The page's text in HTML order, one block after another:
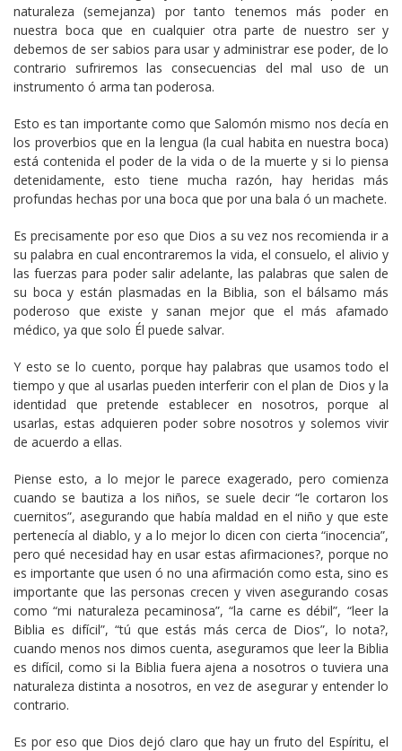
naturaleza (semejanza) por tanto tenemos más poder en
nuestra boca que en cualquier otra parte de nuestro ser y
debemos de ser sabios para usar y administrar ese poder, de lo
contrario sufriremos las consecuencias del mal uso de un
instrumento ó arma tan poderosa.
Esto es tan importante como que Salomón mismo nos decía en
los proverbios que en la lengua (la cual habita en nuestra boca)
está contenida el poder de la vida o de la muerte y si lo piensa
detenidamente, esto tiene mucha razón, hay heridas más
profundas hechas por una boca que por una bala ó un machete.
Es precisamente por eso que Dios a su vez nos recomienda ir a
su palabra en cual encontraremos la vida, el consuelo, el alivio y
las fuerzas para poder salir adelante, las palabras que salen de
su boca y están plasmadas en la Biblia, son el bálsamo más
poderoso que existe y sanan mejor que el más afamado
médico, ya que solo Él puede salvar.
Y esto se lo cuento, porque hay palabras que usamos todo el
tiempo y que al usarlas pueden interferir con el plan de Dios y la
identidad que pretende establecer en nosotros, porque al
usarlas, estas adquieren poder sobre nosotros y solemos vivir
de acuerdo a ellas.
Piense esto, a lo mejor le parece exagerado, pero comienza
cuando se bautiza a los niños, se suele decir “le cortaron los
cuernitos”, asegurando que había maldad en el niño y que este
pertenecía al diablo, y a lo mejor lo dicen con cierta “inocencia”,
pero qué necesidad hay en usar estas afirmaciones?, porque no
es importante que usen ó no una afirmación como esta, sino es
importante que las personas crecen y viven asegurando cosas
como “mi naturaleza pecaminosa”, “la carne es débil”, “leer la
Biblia es difícil”, “tú que estás más cerca de Dios”, lo nota?,
cuando menos nos dimos cuenta, aseguramos que leer la Biblia
es difícil, como si la Biblia fuera ajena a nosotros o tuviera una
naturaleza distinta a nosotros, en vez de asegurar y entender lo
contrario.
Es por eso que Dios dejó claro que hay un fruto del Espíritu, el